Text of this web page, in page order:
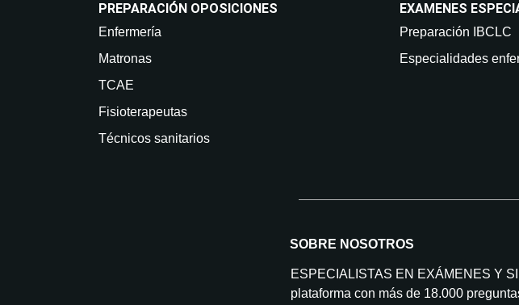
PREPARACIÓN OPOSICIONES
Enfermería
Matronas
TCAE
Fisioterapeutas
Técnicos sanitarios
EXAMENES
Preparación IBCLC
Especialidades
SOBRE NOSOTROS
ESPECIALISTAS EN EXÁMENES Y
plataforma con más de 18.000